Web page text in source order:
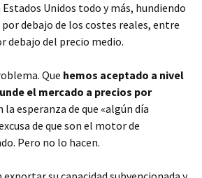
Estados Unidos todo y más, hundiendo
debajo de los costes reales, entre
debajo del precio medio.
Que hemos aceptado a nivel
el mercado a precios por
la esperanza de que «algún día
de que son el motor de
Pero no lo hacen.